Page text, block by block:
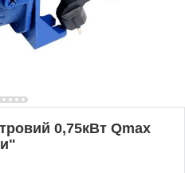
0,75кВт Qmax